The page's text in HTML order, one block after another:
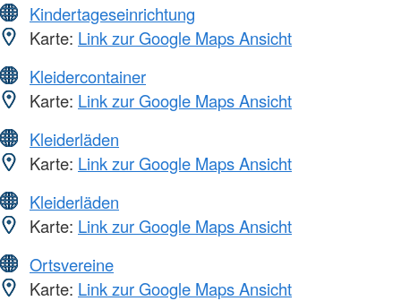
Kindertageseinrichtung
Karte: Link zur Google Maps Ansicht
Kleidercontainer
Karte: Link zur Google Maps Ansicht
Kleiderläden
Karte: Link zur Google Maps Ansicht
Kleiderläden
Karte: Link zur Google Maps Ansicht
Ortsvereine
Karte: Link zur Google Maps Ansicht